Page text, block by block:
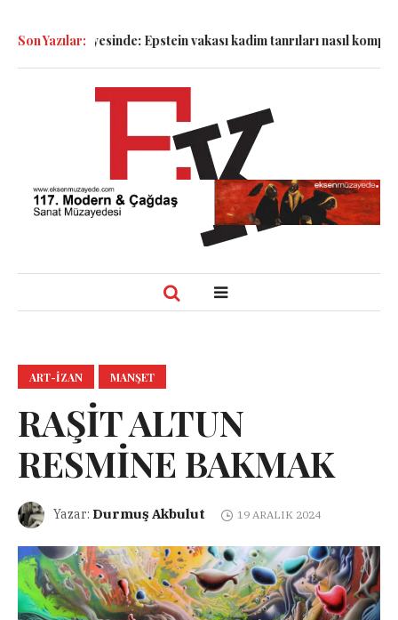
Son Yazılar:Epstein vakası kadim tanrıları nasıl komplo kanıtına
ART-IZAN MANŞET
RAŞİT ALTUN
RESMİNE BAKMAK
Yazar: Durmuş Akbulut 19 ARALIK 2024